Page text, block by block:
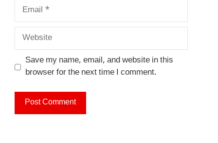
Email
Website
Save my name, email, and website in this
browser for the next time I comment.